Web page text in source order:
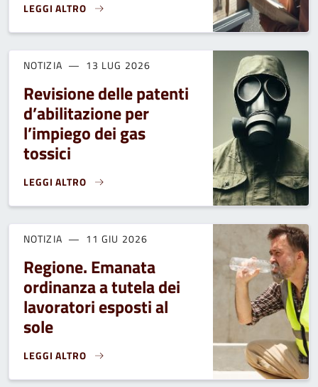
LEGGI ALTRO
OFFERTE DI LAVORO ATTIVE PRESSO I CENTRI PER
NOTIZIA 13 LUG 2026
Revisione delle patenti
d’abilitazione per
l’impiego dei gas
tossici
LEGGI ALTRO
REVISIONE DELLE PATENTI D’ABILITAZIONE PER L’IMPIEGO
NOTIZIA 11 GIU 2026
Regione. Emanata
ordinanza a tutela dei
lavoratori esposti al
sole
LEGGI ALTRO
REGIONE. EMANATA ORDINANZA A TUTELA DEI LAVORATORI